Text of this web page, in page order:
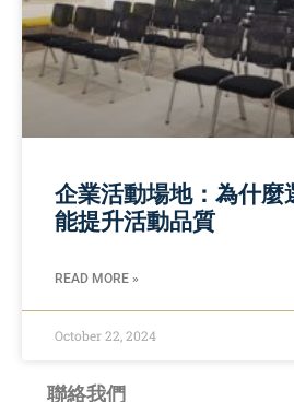
企業活動場地：為什麼
能提升活動品質
READ MORE »
October 22, 2024
聯絡我們